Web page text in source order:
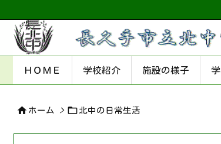
ＨＯＭＥ 学校紹介 施設の様子
 ホーム >  北中の日常生活